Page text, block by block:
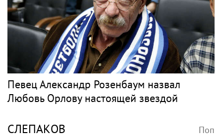
Певец Александр Розенбаум назвал
Любовь Орлову настоящей звездой
СЛЕПАКОВ Поп